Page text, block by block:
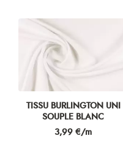
TISSU BURLINGTON UNI
SOUPLE BLANC
Prix
3,99 €/m